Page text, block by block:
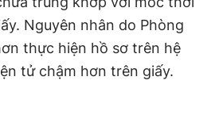
Nguyên nhân do Phòng
thực hiện hồ sơ trên hệ
tử chậm hơn trên giấy.